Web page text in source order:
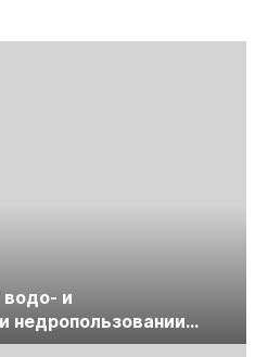
водо- и
недропользовании
«ПравоТЭК»